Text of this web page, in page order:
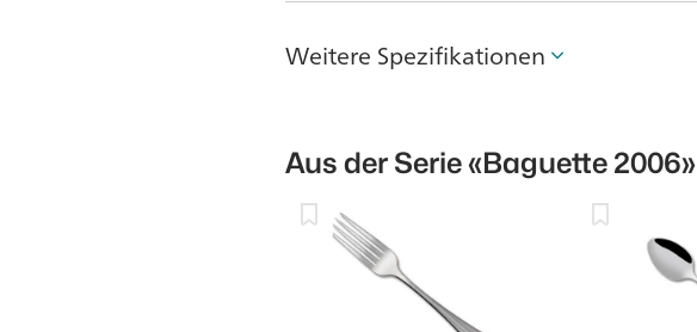
Weitere Spezifikationen
Aus der Serie«Baguette 2006»